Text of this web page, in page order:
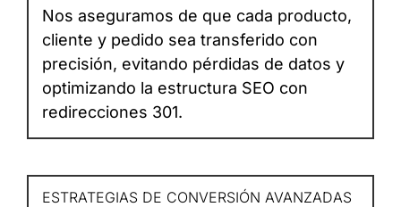
Nos aseguramos de que cada producto,
cliente y pedido sea transferido con
precisión, evitando pérdidas de datos y
optimizando la estructura SEO con
redirecciones 301.
ESTRATEGIAS DE CONVERSIÓN AVANZADAS